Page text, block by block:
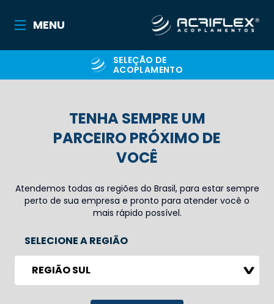
MENU
SELEÇÃO DE
ACOPLAMENTO
TENHA SEMPRE UM
PARCEIRO PRÓXIMO DE
VOCÊ
Atendemos todas as regiões do Brasil, para estar sempre
perto de sua empresa e pronto para atender você o
mais rápido possível.
SELECIONE A REGIÃO